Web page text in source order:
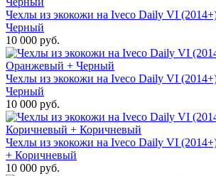
Чехлы из экокожи на Iveco Daily VI
Черный
10 000 руб.
Чехлы из экокожи на Iveco Daily VI
Черный
10 000 руб.
Чехлы из экокожи на Iveco Daily VI
+ Коричневый
10 000 руб.